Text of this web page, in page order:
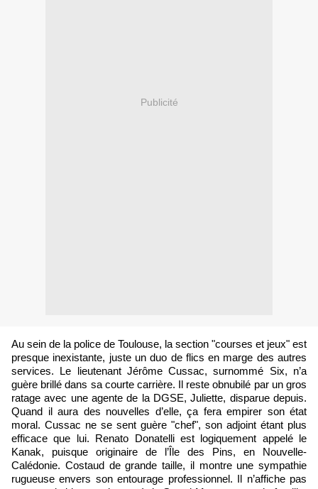
Publicité
Au sein de la police de Toulouse, la section "courses et jeux" est
presque inexistante, juste un duo de flics en marge des autres
services. Le lieutenant Jérôme Cussac, surnommé Six, n’a
guère brillé dans sa courte carrière. Il reste obnubilé par un gros
ratage avec une agente de la DGSE, Juliette, disparue depuis.
Quand il aura des nouvelles d’elle, ça fera empirer son état
moral. Cussac ne se sent guère "chef", son adjoint étant plus
efficace que lui. Renato Donatelli est logiquement appelé le
Kanak, puisque originaire de l’Île des Pins, en Nouvelle-
Calédonie. Costaud de grande taille, il montre une sympathie
rugueuse envers son entourage professionnel. Il n’affiche pas